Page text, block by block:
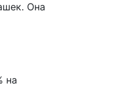
Она
на